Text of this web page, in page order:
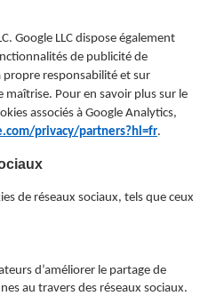
Google LLC dispose également
de publicité de
propre responsabilité et sur
maîtrise. Pour en savoir plus sur le
associés à Google Analytics,
privacy/partners?hl=fr.
de réseaux sociaux, tels que ceux
d’améliorer le partage de
au travers des réseaux sociaux.